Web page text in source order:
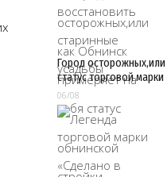
Город осторожных,или
статус торговой
06/08